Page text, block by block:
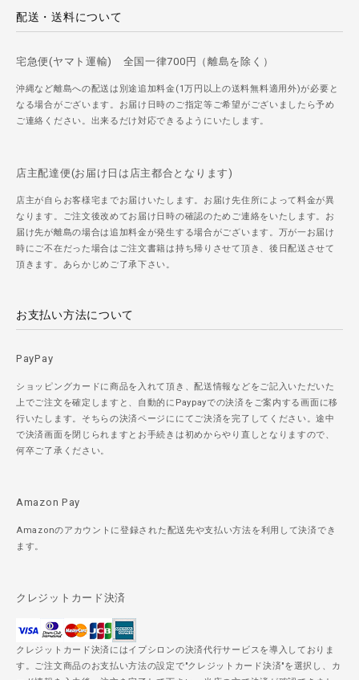
配送・送料について
宅急便(ヤマト運輸) 全国一律700円（離島を除く）
沖縄など離島への配送は別途追加料金(1万円以上の送料無料適用外)が必要と
なる場合がございます。お届け日時のご指定等ご希望がございましたら予め
ご連絡ください。出来るだけ対応できるようにいたします。
店主配達便(お届け日は店主都合となります)
店主が自らお客様宅までお届けいたします。お届け先住所によって料金が異
なります。ご注文後改めてお届け日時の確認のためご連絡をいたします。お
届け先が離島の場合は追加料金が発生する場合がございます。万が一お届け
時にご不在だった場合はご注文書籍は持ち帰りさせて頂き、後日配送させて
頂きます。あらかじめご了承下さい。
お支払い方法について
PayPay
ショッピングカードに商品を入れて頂き、配送情報などをご記入いただいた
上でご注文を確定しますと、自動的にPaypayでの決済をご案内する画面に移
行いたします。そちらの決済ページににてご決済を完了してください。途中
で決済画面を閉じられますとお手続きは初めからやり直しとなりますので、
何卒ご了承ください。
Amazon Pay
Amazonのアカウントに登録された配送先や支払い方法を利用して決済でき
ます。
クレジットカード決済
クレジットカード決済にはイプシロンの決済代行サービスを導入しておりま
す。ご注文商品のお支払い方法の設定で"クレジットカード決済"を選択し、カ